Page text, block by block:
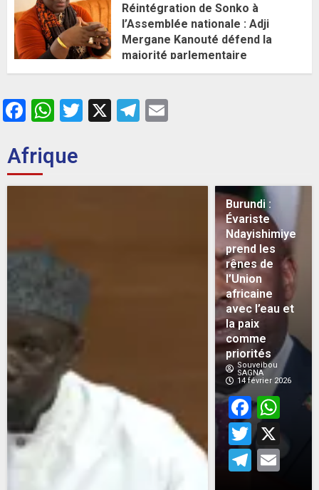
Réintégration de Sonko à
l’Assemblée nationale : Adji
Mergane Kanouté défend la
majorité parlementaire
26 MAI 2026 0
Facebook
WhatsApp
Twitter
X Telegram
Afrique
Burundi :
Évariste
Ndayishimiye
prend les
rênes de
l’Union
africaine
avec l’eau et
la paix
comme
priorités
Souveibou
SAGNA
14 février 2026
X